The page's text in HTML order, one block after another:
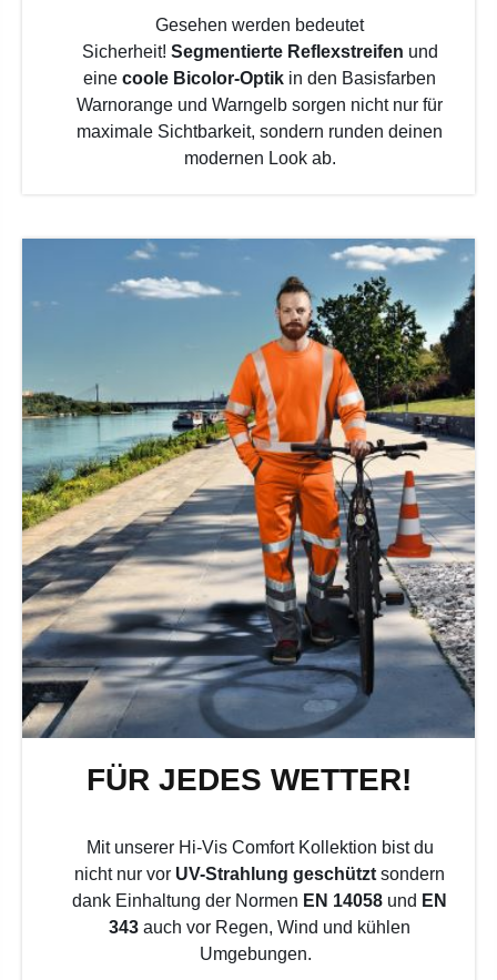
Gesehen werden bedeutet
Sicherheit! Segmentierte Reflexstreifen und
eine coole Bicolor-Optik in den Basisfarben
Warnorange und Warngelb sorgen nicht nur für
maximale Sichtbarkeit, sondern runden deinen
modernen Look ab.
FÜR JEDES WETTER!
Mit unserer Hi-Vis Comfort Kollektion bist du
nicht nur vor UV-Strahlung geschützt sondern
dank Einhaltung der Normen EN 14058 und EN
343 auch vor Regen, Wind und kühlen
Umgebungen.